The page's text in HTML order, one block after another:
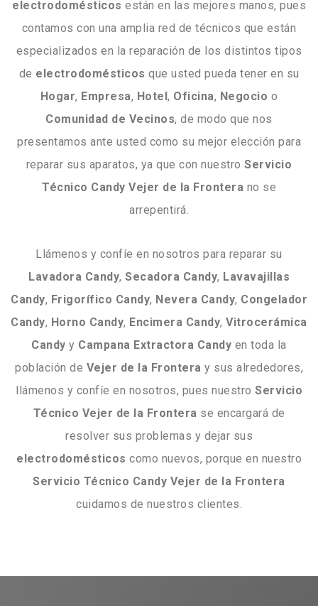
electrodomésticos están en las mejores manos, pues
contamos con una amplia red de técnicos que están
especializados en la reparación de los distintos tipos
de electrodomésticos que usted pueda tener en su
Hogar, Empresa, Hotel, Oficina, Negocio o
Comunidad de Vecinos, de modo que nos
presentamos ante usted como su mejor elección para
reparar sus aparatos, ya que con nuestroServicio
Técnico Candy Vejer de la Frontera no se
arrepentirá.
Llámenos y confíe en nosotros para reparar su
Lavadora Candy, Secadora Candy, Lavavajillas
Candy, Frigorífico Candy, Nevera Candy, Congelador
Candy, Horno Candy, Encimera Candy,Vitrocerámica
Candy y Campana Extractora Candy en toda la
población de Vejer de la Frontera y sus alrededores,
llámenos y confíe en nosotros, pues nuestro Servicio
Técnico Vejer de la Frontera se encargará de
resolver sus problemas y dejar sus
electrodomésticos como nuevos, porque en nuestro
Servicio Técnico Candy Vejer de la Frontera
cuidamos de nuestros clientes.